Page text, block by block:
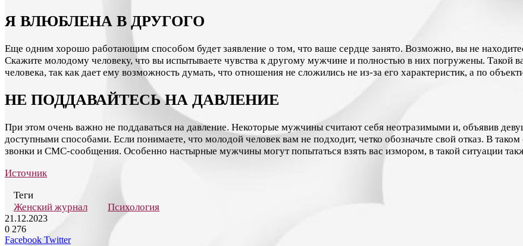
Я ВЛЮБЛЕНА В ДРУГОГО
Еще одним хорошо работающим способом будет заявление о том, что ваше сердце занято. Возможно, вы не
Скажите молодому человеку, что вы испытываете чувства к другому мужчине и полностью в них погружены. Такой
человека, так как дает ему возможность думать, что отношения не сложились не из-за его характеристик, а по
НЕ ПОДДАВАЙТЕСЬ НА ДАВЛЕНИЕ
При этом очень важно не поддаваться на давление. Некоторые мужчины считают себя неотразимыми и, объявив
доступными способами. Если понимаете, что молодой человек вам не подходит, четко обозначьте свой отказ. В
звонки и СМС-сообщения. Особенно настырные мужчины могут попытаться взять вас измором, в такой ситуации
Источник
Теги
Женский журнал
Психология
21.12.2023
0 276
Facebook TwitterLinkedIn
Tumblr
Reddit
Вконтакте
Одноклассники
Skype
Messenger
Messenger
WhatsApp
Telegram
Viber
Line
Поделиться
Печатать